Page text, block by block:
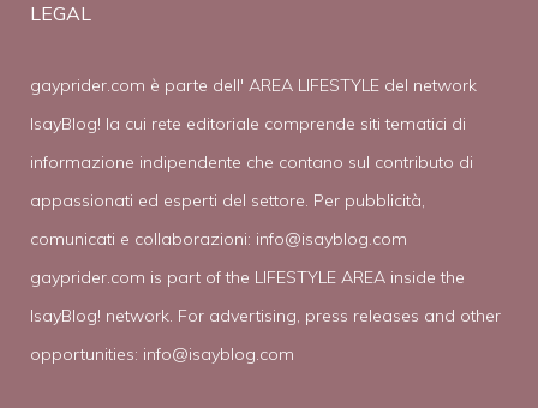
LEGAL
gayprider.com è parte dell' AREA LIFESTYLE del network
IsayBlog! la cui rete editoriale comprende siti tematici di
informazione indipendente che contano sul contributo di
appassionati ed esperti del settore. Per pubblicità,
comunicati e collaborazioni: info@isayblog.com
gayprider.com is part of the LIFESTYLE AREA inside the
IsayBlog! network. For advertising, press releases and other
opportunities: info@isayblog.com